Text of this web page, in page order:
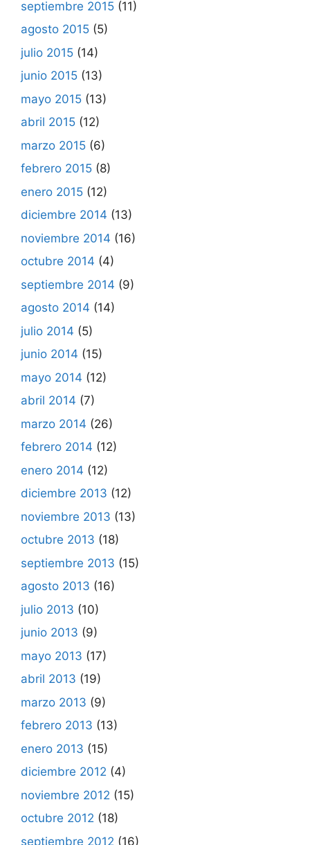
septiembre 2015 (11)
agosto 2015 (5)
julio 2015 (14)
junio 2015 (13)
mayo 2015 (13)
abril 2015 (12)
marzo 2015 (6)
febrero 2015 (8)
enero 2015 (12)
diciembre 2014 (13)
noviembre 2014 (16)
octubre 2014 (4)
septiembre 2014 (9)
agosto 2014 (14)
julio 2014 (5)
junio 2014 (15)
mayo 2014 (12)
abril 2014 (7)
marzo 2014 (26)
febrero 2014 (12)
enero 2014 (12)
diciembre 2013 (12)
noviembre 2013 (13)
octubre 2013 (18)
septiembre 2013 (15)
agosto 2013 (16)
julio 2013 (10)
junio 2013 (9)
mayo 2013 (17)
abril 2013 (19)
marzo 2013 (9)
febrero 2013 (13)
enero 2013 (15)
diciembre 2012 (4)
noviembre 2012 (15)
octubre 2012 (18)
septiembre 2012 (16)